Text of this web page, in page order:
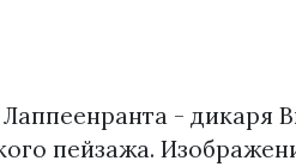
- дикаря
пейзажа.